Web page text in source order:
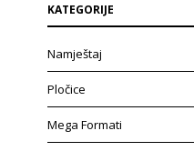
KATEGORIJE
Namještaj
Pločice
Mega Formati